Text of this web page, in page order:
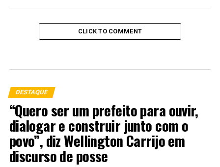
CLICK TO COMMENT
DESTAQUE
“Quero ser um prefeito para ouvir,
dialogar e construir junto com o
povo”, diz Wellington Carrijo em
discurso de posse